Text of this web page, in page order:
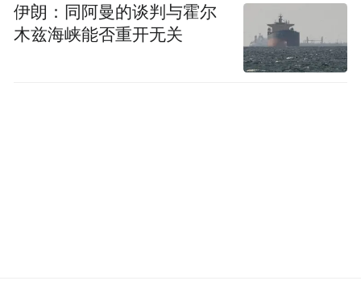
伊朗：同阿曼的谈判与霍尔
木兹海峡能否重开无关